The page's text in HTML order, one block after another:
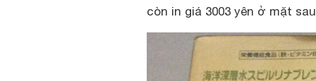
còn in giá 3003 yên ở mặt